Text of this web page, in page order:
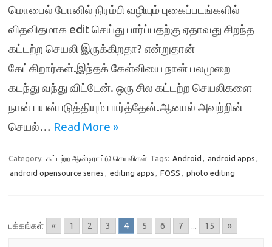
மொபைல் போனில் நிரம்பி வழியும் புகைப்படங்களில்
விதவிதமாக edit செய்து பார்ப்பதற்கு ஏதாவது சிறந்த
கட்டற்ற செயலி இருக்கிறதா? என்றுதான்
கேட்கிறார்கள்.இந்தக் கேள்வியை நான் பலமுறை
கடந்து வந்து விட்டேன். ஒரு சில கட்டற்ற செயலிகளை
நான் பயன்படுத்தியும் பார்த்தேன்.ஆனால் அவற்றின்
செயல்… Read More »
Category: கட்டற்ற ஆன்டிராய்டு செயலிகள் Tags: Android , android apps ,
android opensource series , editing apps , FOSS , photo editing
பக்கங்கள் « 1 2 3 4 5 6 7 ... 15 »